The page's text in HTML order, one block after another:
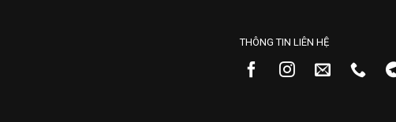
THÔNG TIN LIÊN HỆ